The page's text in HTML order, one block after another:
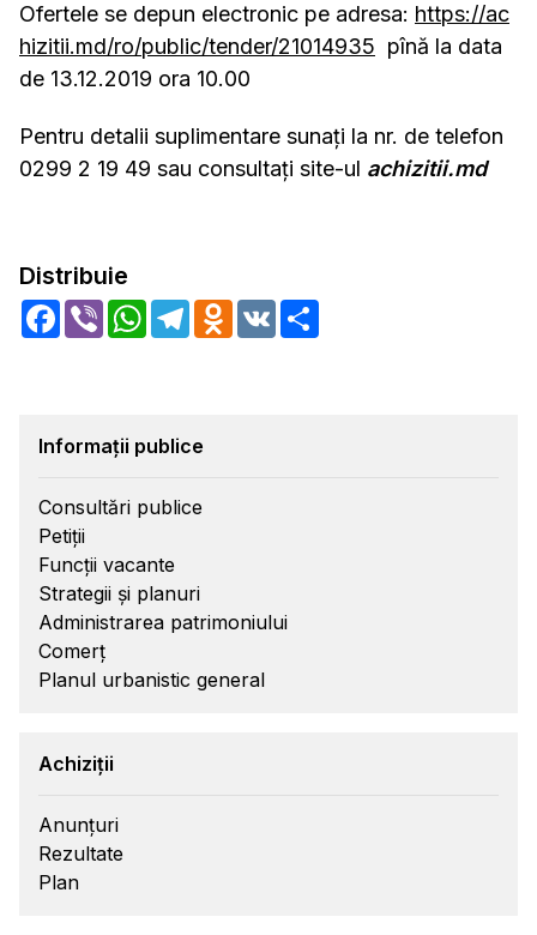
Ofertele se depun electronic pe adresa: https://ac
hizitii.md/ro/public/tender/21014935 pînă la data
de 13.12.2019 ora 10.00
Pentru detalii suplimentare sunați la nr. de telefon
0299 2 19 49 sau consultați site-ul achizitii.md
Distribuie
Facebook
Viber WhatsApp
TelegramOdnoklassniki
VK
Informații publice
Consultări publice
Petiții
Funcții vacante
Strategii și planuri
Administrarea patrimoniului
Comerț
Planul urbanistic general
Achiziții
Anunțuri
Rezultate
Plan